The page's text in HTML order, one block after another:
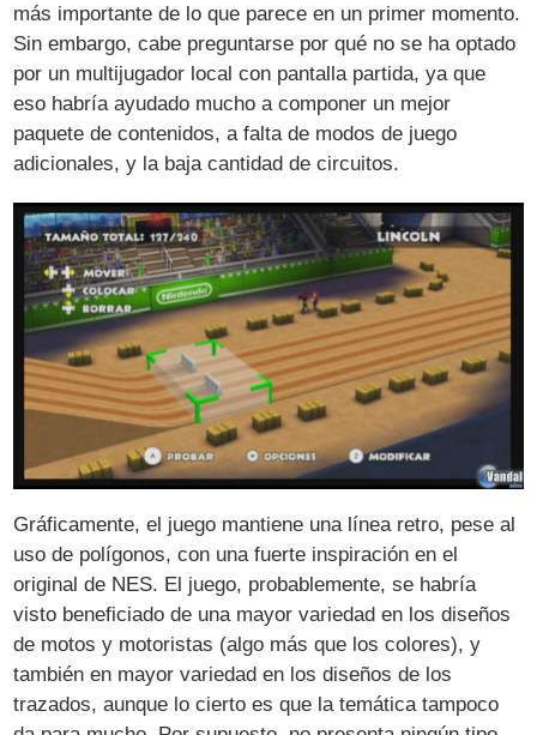
más importante de lo que parece en un primer momento.
Sin embargo, cabe preguntarse por qué no se ha optado
por un multijugador local con pantalla partida, ya que
eso habría ayudado mucho a componer un mejor
paquete de contenidos, a falta de modos de juego
adicionales, y la baja cantidad de circuitos.
Gráficamente, el juego mantiene una línea retro, pese al
uso de polígonos, con una fuerte inspiración en el
original de NES. El juego, probablemente, se habría
visto beneficiado de una mayor variedad en los diseños
de motos y motoristas (algo más que los colores), y
también en mayor variedad en los diseños de los
trazados, aunque lo cierto es que la temática tampoco